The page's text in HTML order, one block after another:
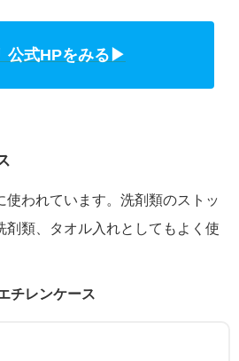
公式HPをみる▶
使われています。洗剤類のストッ
剤類、タオル入れとしてもよく使
チレンケース